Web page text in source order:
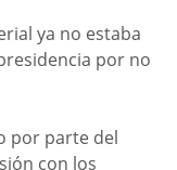
ya no estaba
por no
por parte del
con los